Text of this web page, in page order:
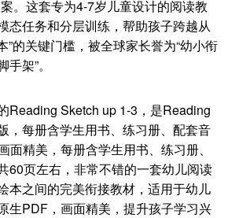
。这套专为4-7岁儿童设计的阅读教
态任务和分层训练，帮助孩子跨越从
”的关键门槛，被全球家长誉为“幼小衔
架”。
Reading Sketch up 1-3，是Reading
，每册含学生用书、练习册、配套音
面精美，每册含学生用书、练习册、
60页左右，非常不错的一套幼儿阅读
本之间的完美衔接教材，适用于幼儿
生PDF，画面精美，提升孩子学习兴